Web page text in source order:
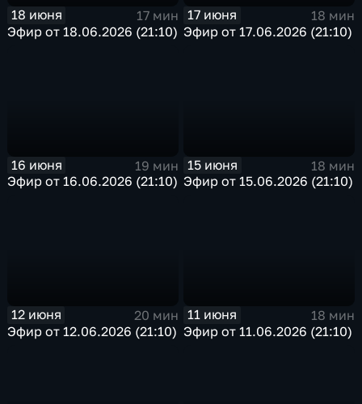
18 июня
17 мин
Эфир от 18.06.2026 (21:10)
17 июня
18 мин
Эфир от 17.06.2026 (21:10)
16 июня
19 мин
Эфир от 16.06.2026 (21:10)
15 июня
18 мин
Эфир от 15.06.2026 (21:10)
12 июня
20 мин
Эфир от 12.06.2026 (21:10)
11 июня
18 мин
Эфир от 11.06.2026 (21:10)